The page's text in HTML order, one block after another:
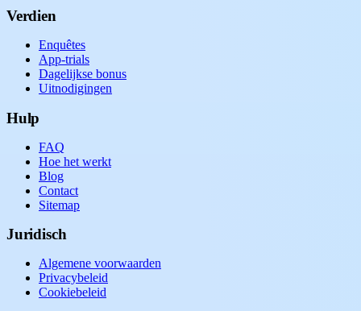
Verdien
Enquêtes
App-trials
Dagelijkse bonus
Uitnodigingen
Hulp
FAQ
Hoe het werkt
Blog
Contact
Sitemap
Juridisch
Algemene voorwaarden
Privacybeleid
Cookiebeleid